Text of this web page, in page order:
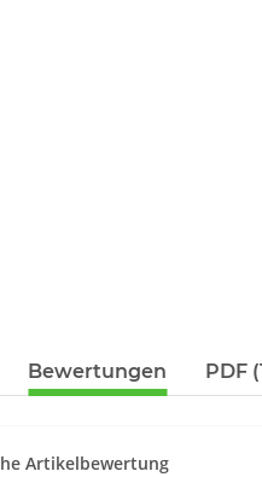
Bewertungen PDF
Artikelbewertung